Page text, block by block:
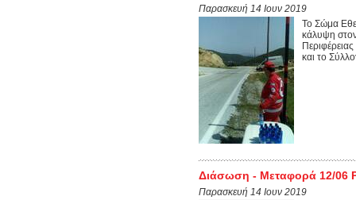
Παρασκευή 14 Ιουν 2019
Το Σώμα
κάλυψη
και το
Διάσωση - Μεταφορά 12/06
Παρασκευή 14 Ιουν 2019